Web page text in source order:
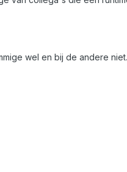
wel en bij de andere